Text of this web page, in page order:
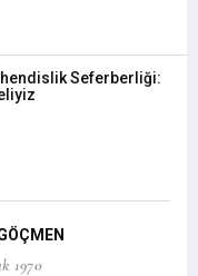
Seferberliği:
1970